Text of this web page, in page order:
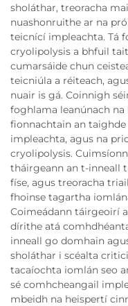
sholáthar, treoracha
nuashonruithe ar na
teicnící impleachta. Tá
cryolipolysis a bhfuil
cumarsáide chun
teicniúla a réiteach,
nuair is gá. Coinnigh
foghlama leanúnach na
fionnachtain an
impleachta, agus na
cryolipolysis.
tháirgeann an t-inneall
físe, agus treoracha
fhoinse tagartha
Coimeádann táirgeoirí
dírithe atá
inneall go domhain
sholáthar i scéalta
tacaíochta iomlán seo
sé comhcheangail
mbeidh na heispertí